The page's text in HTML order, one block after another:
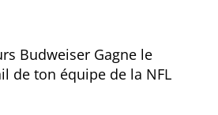
Budweiser Gagne le
de ton équipe de la NFL